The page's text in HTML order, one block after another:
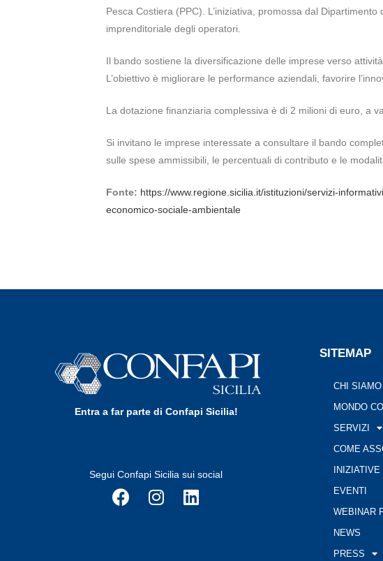
Pesca Costiera (PPC). L’iniziativa, promossa dal
imprenditoriale degli operatori.
Il bando sostiene la diversificazione delle imprese verso
L’obiettivo è migliorare le performance aziendali, favorire
La dotazione finanziaria complessiva è di 2 milioni di euro, a
Si invitano le imprese interessate a consultare il bando
sulle spese ammissibili, le percentuali di contributo e le
Fonte: https://www.regione.sicilia.it/istituzioni/servizi-
economico-sociale-ambientale
Entra a far parte di Confapi Sicilia!
Segui Confapi Sicilia sui social
SITEMAP
CHI SIAMO
MONDO
SERVIZI
COME
INIZIATIVE
EVENTI
WEBINAR
NEWS
PRESS